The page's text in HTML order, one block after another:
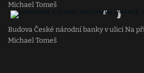
Michael Tomeš
Budova České národní banky v ulici Na
Michael Tomeš